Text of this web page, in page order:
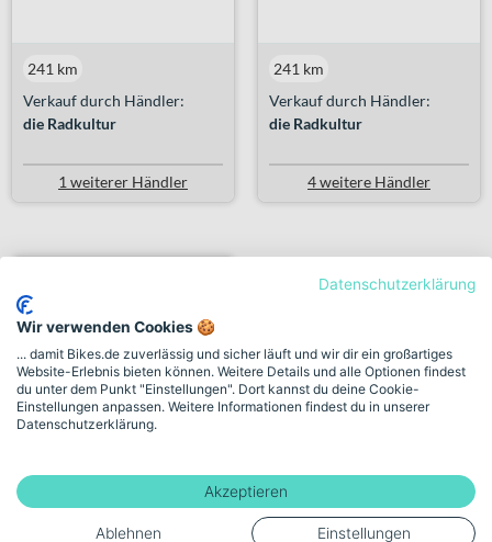
Verkauf durch Händler:
die Radkultur
241 km
1 weiterer Händler
Verkauf durch Händler:
die Radkultur
241 km
4 weitere Händler
GIANT Fathom E+ 2 Diamant
Datenschutzerklärung
Wir verwenden Cookies 🍪
... damit Bikes.de zuverlässig und sicher läuft und wir dir ein großartiges
Website-Erlebnis bieten können. Weitere Details und alle Optionen findest
du unter dem Punkt "Einstellungen". Dort kannst du deine Cookie-
Einstellungen anpassen. Weitere Informationen findest du in unserer
Datenschutzerklärung.
Akzeptieren
Ablehnen Einstellungen